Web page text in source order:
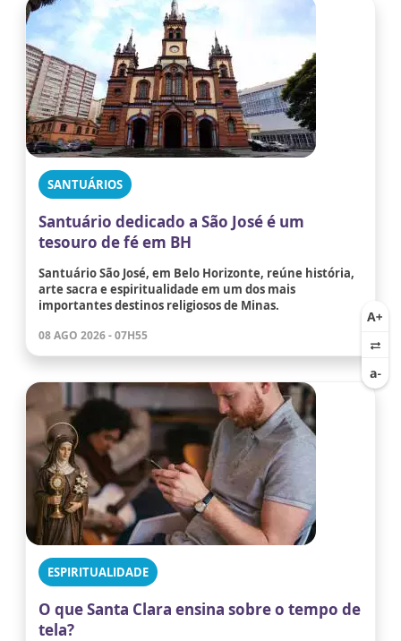
SANTUÁRIOS
Santuário dedicado a São José é um
tesouro de fé em BH
Santuário São José, em Belo Horizonte, reúne história,
arte sacra e espiritualidade em um dos mais
importantes destinos religiosos de Minas.
08 AGO 2026 - 07H55
ESPIRITUALIDADE
O que Santa Clara ensina sobre o tempo de
tela?